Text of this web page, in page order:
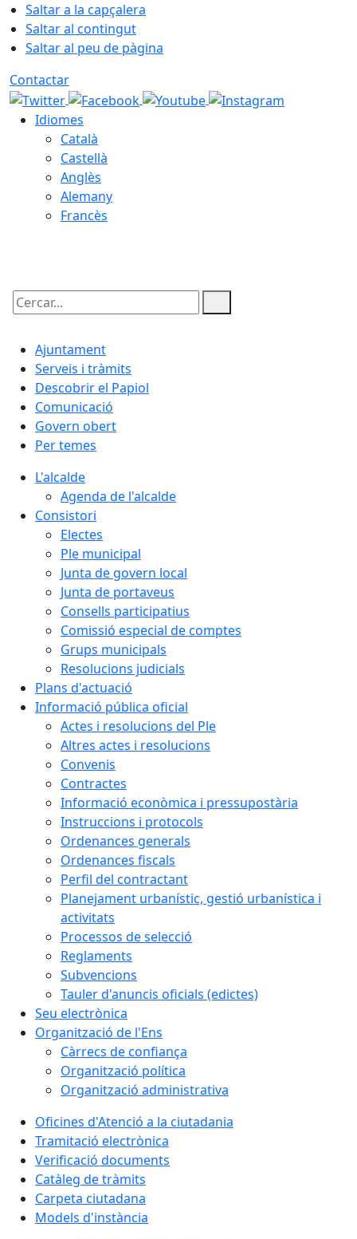
Saltar a la capçalera
Saltar al contingut
Saltar al peu de pàgina
Contactar
Idiomes
Català
Castellà
Anglès
Alemany
Francès
Cercar:
Ajuntament
Serveis i tràmits
Descobrir el Papiol
Comunicació
Govern obert
Per temes
L'alcalde
Agenda de l'alcalde
Consistori
Electes
Ple municipal
Junta de govern local
Junta de portaveus
Consells participatius
Comissió especial de comptes
Grups municipals
Resolucions judicials
Plans d'actuació
Informació pública oficial
Actes i resolucions del Ple
Altres actes i resolucions
Convenis
Contractes
Informació econòmica i pressupostària
Instruccions i protocols
Ordenances generals
Ordenances fiscals
Perfil del contractant
Planejament urbanístic, gestió urbanística i
activitats
Processos de selecció
Reglaments
Subvencions
Tauler d'anuncis oficials (edictes)
Seu electrònica
Organització de l'Ens
Càrrecs de confiança
Organització política
Organització administrativa
Oficines d'Atenció a la ciutadania
Tramitació electrònica
Verificació documents
Catàleg de tràmits
Carpeta ciutadana
Models d'instància